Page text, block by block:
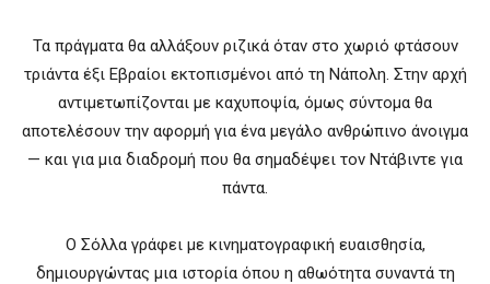
Τα πράγματα θα αλλάξουν ριζικά όταν στο χωριό φτάσουν
τριάντα έξι Εβραίοι εκτοπισμένοι από τη Νάπολη. Στην αρχή
αντιμετωπίζονται με καχυποψία, όμως σύντομα θα
αποτελέσουν την αφορμή για ένα μεγάλο ανθρώπινο άνοιγμα
— και για μια διαδρομή που θα σημαδέψει τον Ντάβιντε για
πάντα.
Ο Σόλλα γράφει με κινηματογραφική ευαισθησία,
δημιουργώντας μια ιστορία όπου η αθωότητα συναντά τη